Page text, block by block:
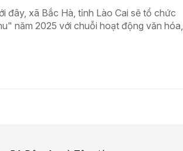
đây, xã Bắc Hà, tỉnh Lào Cai sẽ tổ chức
năm 2025 với chuỗi hoạt động văn